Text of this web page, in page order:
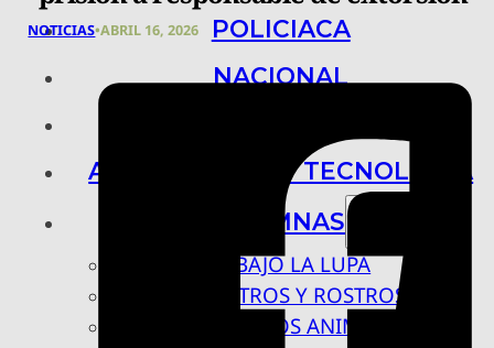
POLICIACA
NACIONAL
ARTE, CIENCIA Y TECNOLOGÍA
COLUMNAS
BAJO LA LUPA
RASTROS Y ROSTROS
VÍNCULOS ANIMALES
NOTICIAS•ABRIL 16, 2026